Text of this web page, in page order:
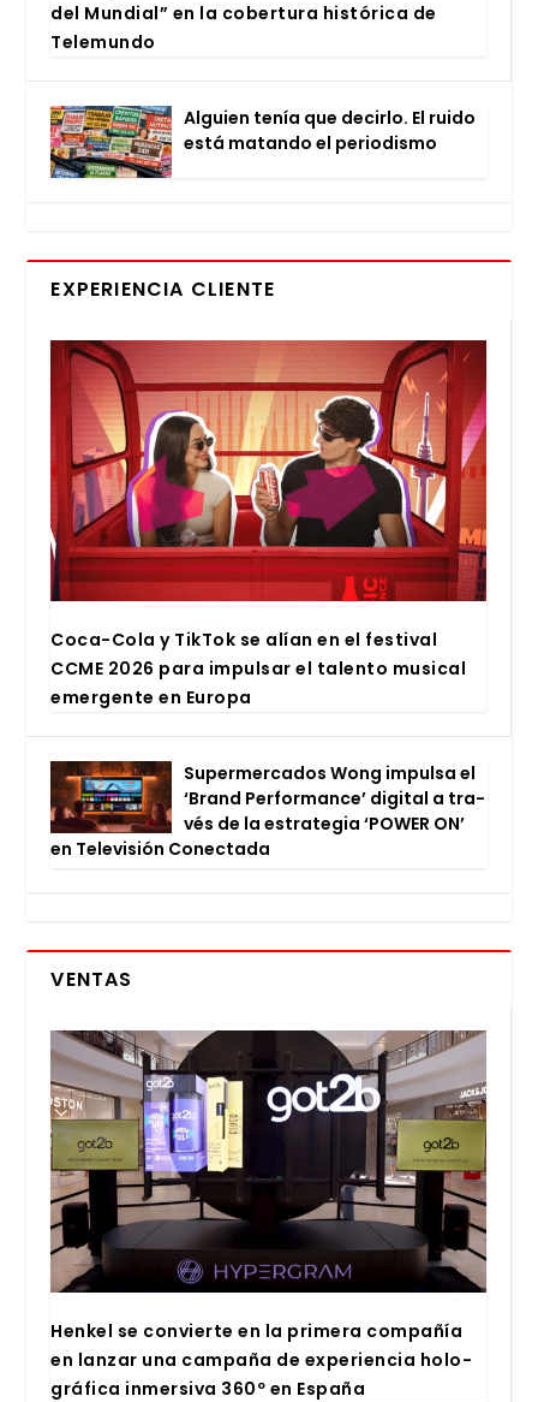
del Mun­dial” en la cober­tu­ra his­tó­ri­ca de
Tele­mun­do
Alguien tenía que decir­lo. El rui­do
está matan­do el perio­dis­mo
EXPERIENCIA CLIENTE
Coca-Cola y Tik­Tok se alían en el fes­ti­val
CCME 2026 para impul­sar el talen­to musi­cal
emer­gen­te en Euro­pa
Super­mer­ca­dos Wong impul­sa el
‘Brand Per­for­man­ce’ digi­tal a tra­
vés de la estra­te­gia ‘POWER ON’
en Tele­vi­sión Conec­ta­da
VENTAS
Hen­kel se con­vier­te en la pri­me­ra com­pa­ñía
en lan­zar una cam­pa­ña de expe­rien­cia holo­
grá­fi­ca inmer­si­va 360º en Espa­ña